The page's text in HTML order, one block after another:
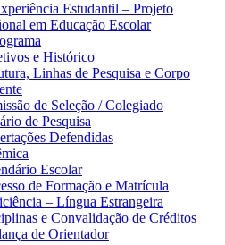
Estudantil – Projeto
em Educação Escolar
e Histórico
Linhas de Pesquisa e Corpo
de Seleção / Colegiado
de Pesquisa
Defendidas
Escolar
de Formação e Matrícula
– Língua Estrangeira
e Convalidação de Créditos
de Orientador